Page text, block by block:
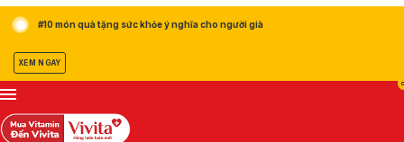
#10 món quà tặng sức khỏe ý nghĩa cho người già
XEM NGAY
0